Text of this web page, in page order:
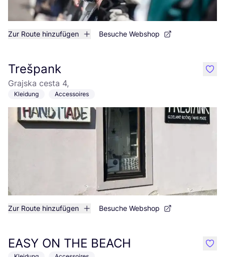
Zur Route hinzufügen Besuche Webshop
Trešpank
Grajska cesta 4,
Kleidung Accessoires
Zur Route hinzufügen Besuche Webshop
like
EASY ON THE BEACH like